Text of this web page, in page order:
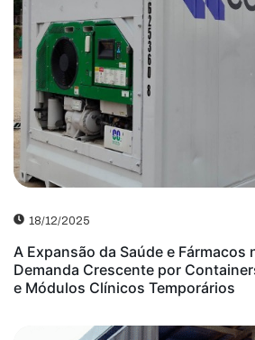
18/12/2025
A Expansão da Saúde e Fármacos
Demanda Crescente por
e Módulos Clínicos Temporários